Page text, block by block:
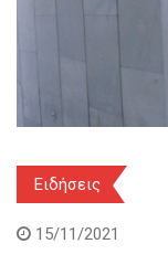
Ειδήσεις
15/11/2021